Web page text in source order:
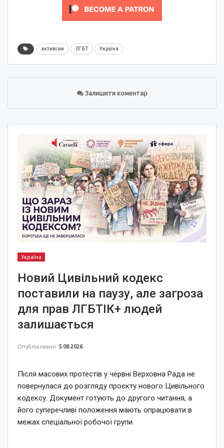
активізм ЛГБТ Україна
Залишити коментар
Україна
Новий Цивільний кодекс
поставили на паузу, але загроза
для прав ЛГБТІК+ людей
залишається
Опубліковано 5.08.2026
Після масових протестів у червні Верховна Рада не
повернулася до розгляду проєкту нового Цивільного
кодексу. Документ готують до другого читання, а
його суперечливі положення мають опрацювати в
межах спеціальної робочої групи.